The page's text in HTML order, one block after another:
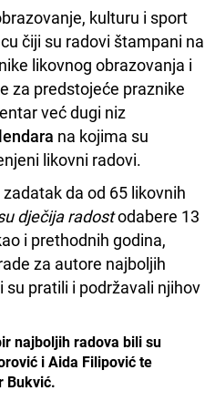
kulturu i sport
čiji su radovi štampani na
likovnog obrazovanja i
za predstojeće praznike
već dugi niz
na kojima su
likovni radovi.
da od 65 likovnih
dječija radostodabere 13
i prethodnih godina,
za autore najboljih
pratili i podržavali njihov
najboljih radova bili su
i Aida Filipović te
Bukvić.